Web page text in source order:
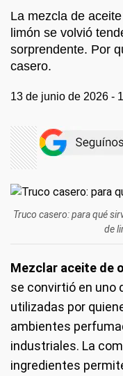
La mezcla de
limón se volvió
sorprendente. Por
casero.
13 de junio de 2026 -
Truco casero: para qué
de
Mezclar aceite de
se convirtió en uno
utilizadas por
ambientes
industriales. La
ingredientes